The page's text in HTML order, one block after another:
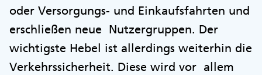
oder Versorgungs- und Einkaufsfahrten und
erschließen neue Nutzergruppen. Der
wichtigste Hebel ist allerdings weiterhin die
Verkehrssicherheit. Diese wird vor allem